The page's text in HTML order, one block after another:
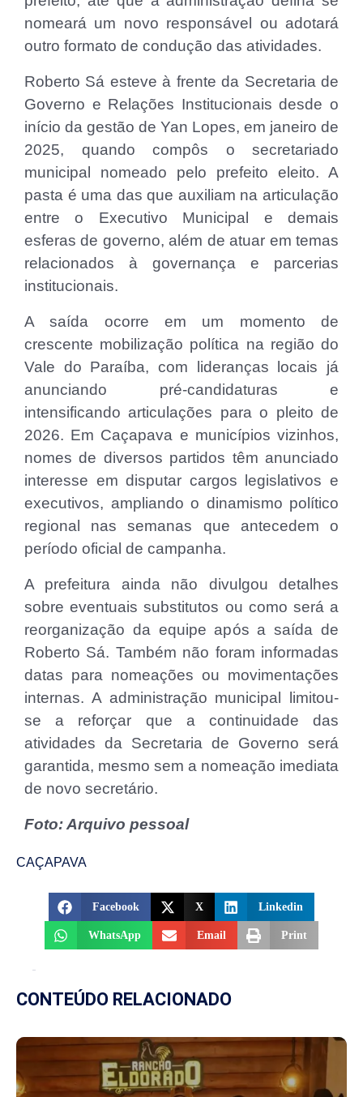
nomeará um novo responsável ou adotará
outro formato de condução das atividades.
Roberto Sá esteve à frente da Secretaria de
Governo e Relações Institucionais desde o
início da gestão de Yan Lopes, em janeiro de
2025, quando compôs o secretariado
municipal nomeado pelo prefeito eleito. A
pasta é uma das que auxiliam na articulação
entre o Executivo Municipal e demais
esferas de governo, além de atuar em temas
relacionados à governança e parcerias
institucionais.
A saída ocorre em um momento de
crescente mobilização política na região do
Vale do Paraíba, com lideranças locais já
anunciando pré-candidaturas e
intensificando articulações para o pleito de
2026. Em Caçapava e municípios vizinhos,
nomes de diversos partidos têm anunciado
interesse em disputar cargos legislativos e
executivos, ampliando o dinamismo político
regional nas semanas que antecedem o
período oficial de campanha.
A prefeitura ainda não divulgou detalhes
sobre eventuais substitutos ou como será a
reorganização da equipe após a saída de
Roberto Sá. Também não foram informadas
datas para nomeações ou movimentações
internas. A administração municipal limitou-
se a reforçar que a continuidade das
atividades da Secretaria de Governo será
garantida, mesmo sem a nomeação imediata
de novo secretário.
Foto: Arquivo pessoal
CAÇAPAVA
Facebook X Linkedin
WhatsApp Email Print
CONTEÚDO RELACIONADO